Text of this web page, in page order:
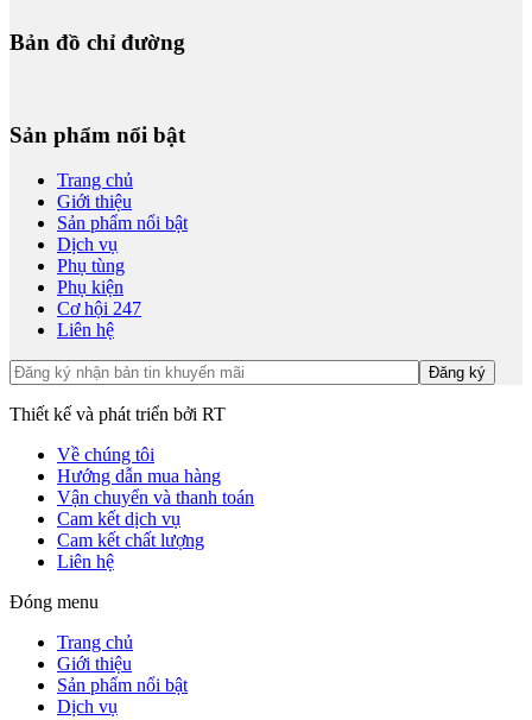
Bản đồ chỉ đường
Sản phẩm nổi bật
Trang chủ
Giới thiệu
Sản phẩm nổi bật
Dịch vụ
Phụ tùng
Phụ kiện
Cơ hội 247
Liên hệ
Thiết kế và phát triển bởi RT
Về chúng tôi
Hướng dẫn mua hàng
Vận chuyển và thanh toán
Cam kết dịch vụ
Cam kết chất lượng
Liên hệ
Đóng menu
Trang chủ
Giới thiệu
Sản phẩm nổi bật
Dịch vụ